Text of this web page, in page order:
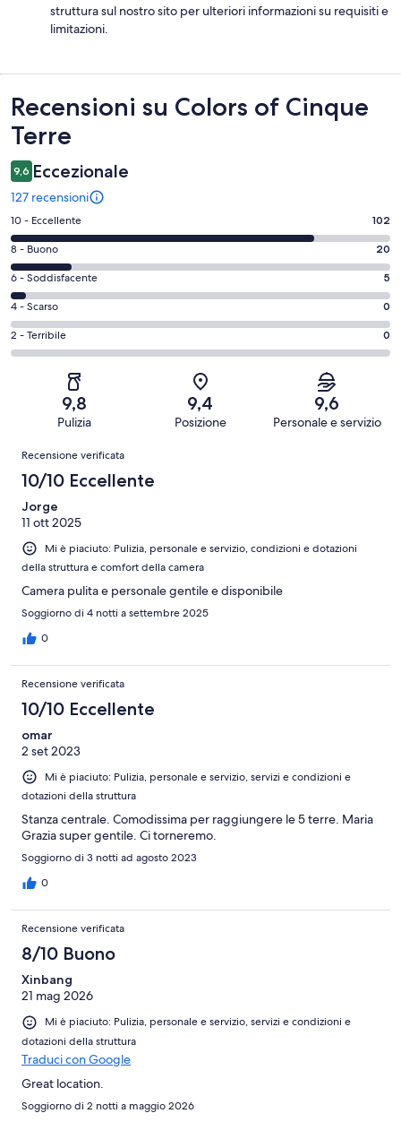
struttura sul nostro sito per ulteriori informazioni su requisiti e
limitazioni.
Recensioni
Recensioni su Colors of Cinque
Terre
9,6 Eccezionale
127 recensioni
Valutazione
di
10
-
Eccellente.
102
su
127
recensioni
10 - Eccellente 102
Valutazione
di
8
-
Buono.
20
recensioni
8 - Buono 20
Valutazione
di
6
-
Soddisfacente.
recensioni
6 - Soddisfacente 5
Valutazione
di
4
recensioni
4 - Scarso 0
Valutazione
di
Terribile.
su
recensioni
2 - Terribile 0
9,8
Pulizia
9,4
Posizione
9,6
Personale e servizio
Recensioni
Recensione verificata
10/10 Eccellente
Jorge
11 ott 2025
Mi è piaciuto: Pulizia, personale e servizio, condizioni e dotazioni
della struttura e comfort della camera
Camera pulita e personale gentile e disponibile
Soggiorno di 4 notti a settembre 2025
0
Recensione verificata
10/10 Eccellente
omar
2 set 2023
Mi è piaciuto: Pulizia, personale e servizio, servizi e condizioni e
dotazioni della struttura
Stanza centrale. Comodissima per raggiungere le 5 terre. Maria
Grazia super gentile. Ci torneremo.
Soggiorno di 3 notti ad agosto 2023
0
Recensione verificata
8/10 Buono
Xinbang
21 mag 2026
Mi è piaciuto: Pulizia, personale e servizio, servizi e condizioni e
dotazioni della struttura
Traduci con Google
Great location.
Soggiorno di 2 notti a maggio 2026